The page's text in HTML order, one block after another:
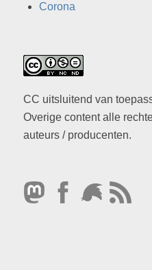
Corona
CC uitsluitend van
Overige content alle
auteurs / producenten.